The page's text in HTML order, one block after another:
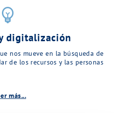
emoji_objects
digitalización
nos mueve en la búsqueda de
de los recursos y las personas
más...